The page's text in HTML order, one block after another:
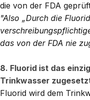
die von der FDA
"Also „Durch die
das von der FDA nie
8. Fluorid ist das
Trinkwasser
Fluorid wird dem